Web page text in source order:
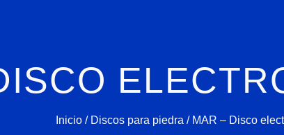
Inicio/ Discos para piedra / MAR – Disco